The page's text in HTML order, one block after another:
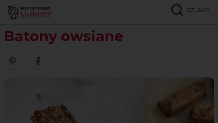
SZUKAJ
Strona główna Batony owsiane
Batony owsiane
Zobacz nasze piny w serwisie Pinterest
Udostępnij ten przepis w serwisie Facebook